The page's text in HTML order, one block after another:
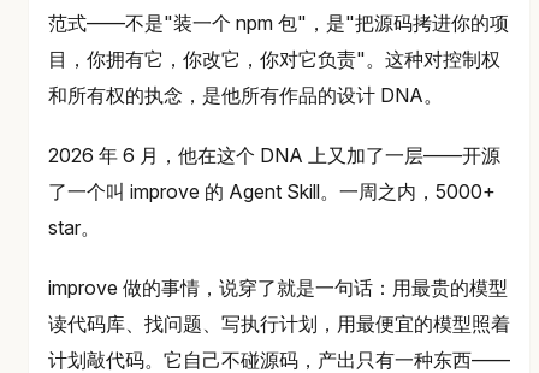
范式——不是"装一个 npm 包"，是"把源码拷进你的项
目，你拥有它，你改它，你对它负责"。这种对控制权
和所有权的执念，是他所有作品的设计 DNA。
2026 年 6 月，他在这个 DNA 上又加了一层——开源
了一个叫 improve 的 Agent Skill。一周之内，5000+
star。
improve 做的事情，说穿了就是一句话：用最贵的模型
读代码库、找问题、写执行计划，用最便宜的模型照着
计划敲代码。它自己不碰源码，产出只有一种东西——